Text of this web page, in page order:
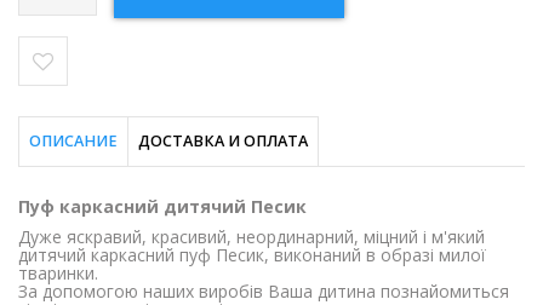
ОПИСАНИЕ ДОСТАВКА И ОПЛАТА
Пуф каркасний дитячий Песик
Дуже яскравий, красивий, неординарний, міцний і м'який
дитячий каркасний пуф Песик, виконаний в образі милої
тваринки.
За допомогою наших виробів Ваша дитина познайомиться